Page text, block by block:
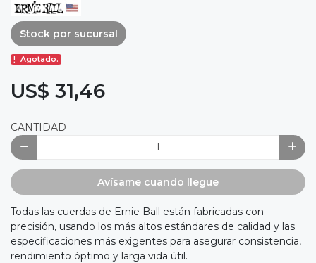
Stock por sucursal
Agotado.
US$ 31,46
CANTIDAD
Avísame cuando llegue
Todas las cuerdas de Ernie Ball están fabricadas con
precisión, usando los más altos estándares de calidad y las
especificaciones más exigentes para asegurar consistencia,
rendimiento óptimo y larga vida útil.